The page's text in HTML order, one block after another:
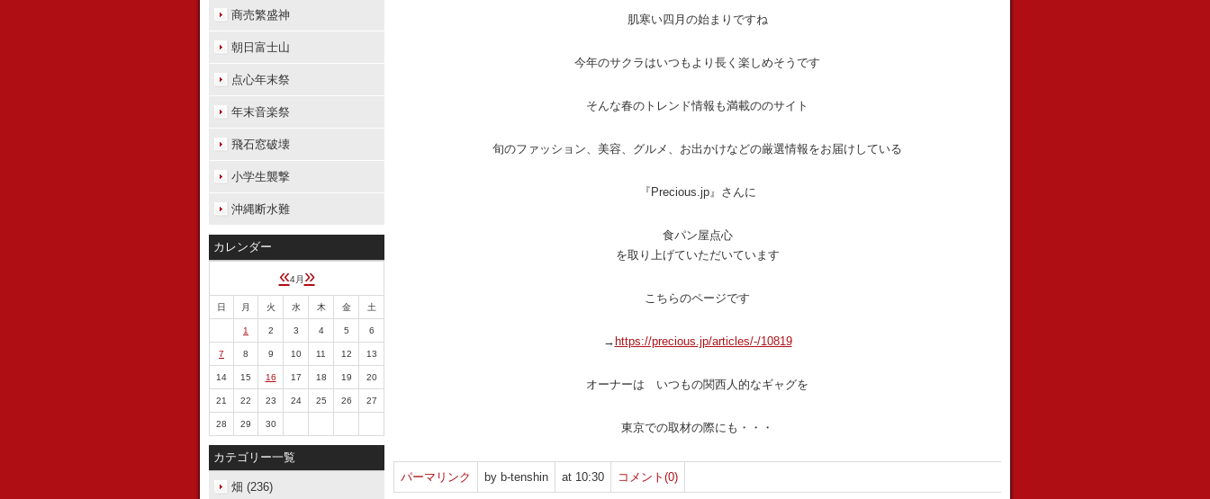
肌寒い四月の始まりですね
今年のサクラはいつもより長く楽しめそうです
そんな春のトレンド情報も満載ののサイト
旬のファッション、美容、グルメ、お出かけなどの厳選情報をお届けしている
『Precious.jp』さんに
食パン屋点心
を取り上げていただいています
こちらのページです
→ https://precious.jp/articles/-/10819
オーナーは いつもの関西人的なギャグを
東京での取材の際にも・・・
パーマリンク by b-tenshin at 10:30 コメント(0)
商売繁盛神
朝日富士山
点心年末祭
年末音楽祭
飛石窓破壊
小学生襲撃
沖縄断水難
カレンダー
«4月 »
日 月 火 水 木 金 土
1 2 3 4 5 6
7 8 9 10 11 12 13
14 15 16 17 18 19 20
21 22 23 24 25 26 27
28 29 30
カテゴリー一覧
畑 (236)